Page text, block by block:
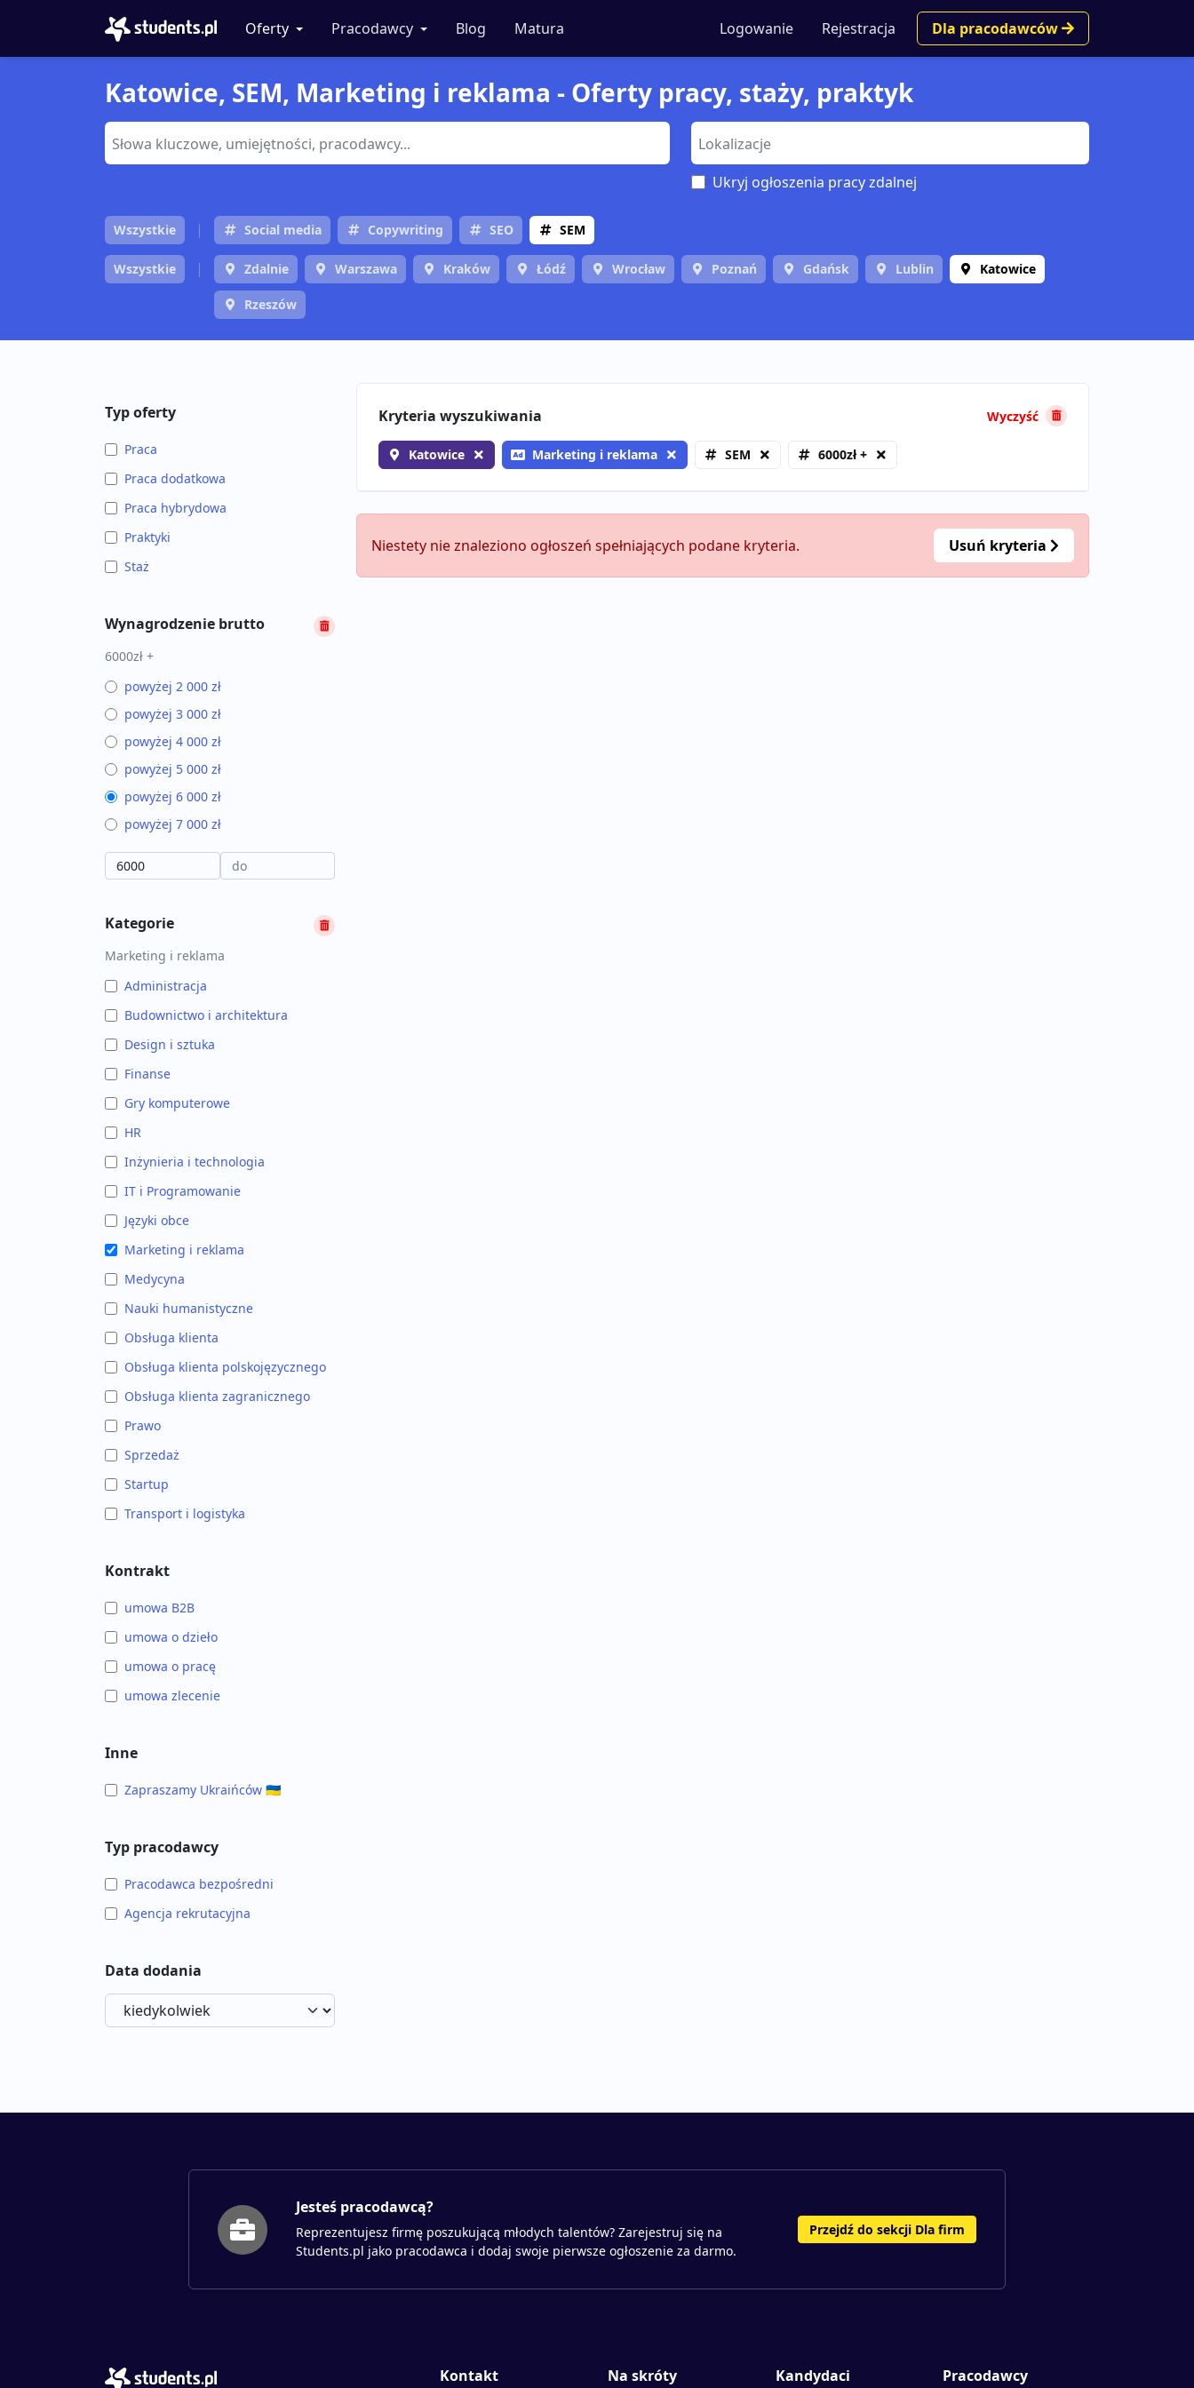
Oferty Pracodawcy Blog Matura Logowanie Rejestracja Dla pracodawców
Katowice, SEM, Marketing i reklama - Oferty pracy, staży, praktyk
Ukryj ogłoszenia pracy zdalnej
Wszystkie Social media Copywriting SEO SEM
Wszystkie Zdalnie Warszawa Kraków Łódź Wrocław Poznań Gdańsk Lublin Katowice
Rzeszów
Typ oferty
Praca
Praca dodatkowa
Praca hybrydowa
Praktyki
Staż
Wynagrodzenie brutto
6000zł +
powyżej 2 000 zł
powyżej 3 000 zł
powyżej 4 000 zł
powyżej 5 000 zł
powyżej 6 000 zł
powyżej 7 000 zł
Kategorie
Marketing i reklama
Administracja
Budownictwo i architektura
Design i sztuka
Finanse
Gry komputerowe
HR
Inżynieria i technologia
IT i Programowanie
Języki obce
Marketing i reklama
Medycyna
Nauki humanistyczne
Obsługa klienta
Obsługa klienta polskojęzycznego
Obsługa klienta zagranicznego
Prawo
Sprzedaż
Startup
Transport i logistyka
Kontrakt
umowa B2B
umowa o dzieło
umowa o pracę
umowa zlecenie
Inne
Zapraszamy Ukraińców 🇺🇦
Typ pracodawcy
Pracodawca bezpośredni
Agencja rekrutacyjna
Data dodania
Kryteria wyszukiwania Wyczyść
Katowice Marketing i reklama SEM 6000zł +
Niestety nie znaleziono ogłoszeń spełniających podane kryteria. Usuń kryteria
Jesteś pracodawcą?
Reprezentujesz firmę poszukującą młodych talentów? Zarejestruj się na
Students.pl jako pracodawca i dodaj swoje pierwsze ogłoszenie za darmo.
Przejdź do sekcji Dla firm
Kontakt Na skróty Kandydaci Pracodawcy